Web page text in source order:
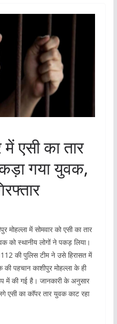
एसी का तार
गया युवक,
मोहल्ला में सोमवार को एसी का तार
को स्थानीय लोगों ने पकड़ लिया।
की पुलिस टीम ने उसे हिरासत में
पहचान काशीपुर मोहल्ला के ही
में की गई है। जानकारी के अनुसार
एसी का काॅपर तार युवक काट रहा